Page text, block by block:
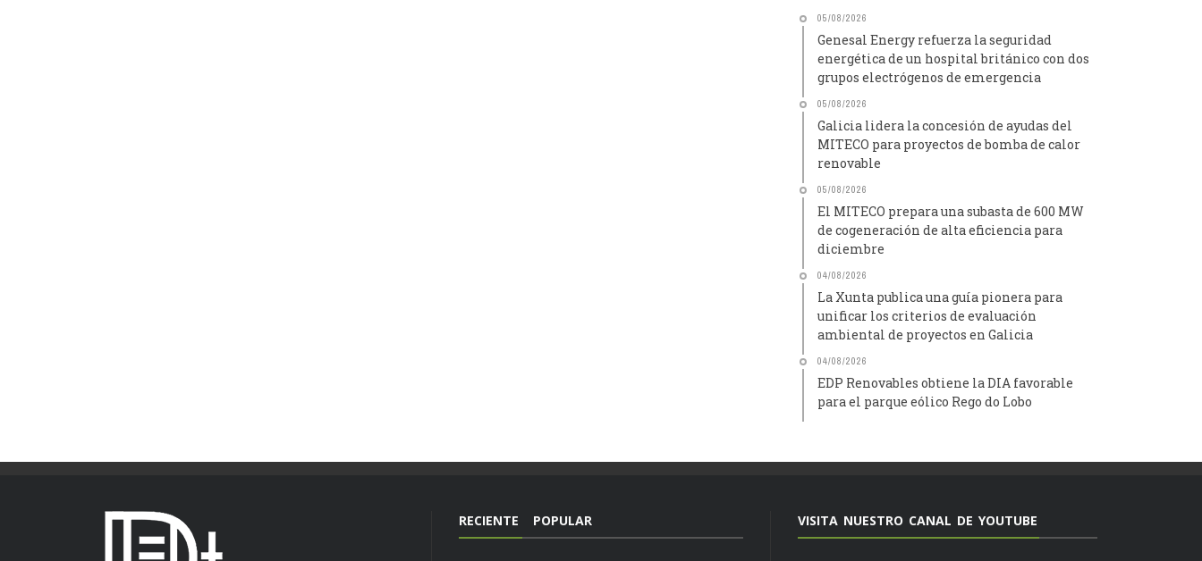
05/08/2026
Genesal Energy refuerza la seguridad
energética de un hospital británico con dos
grupos electrógenos de emergencia
05/08/2026
Galicia lidera la concesión de ayudas del
MITECO para proyectos de bomba de calor
renovable
05/08/2026
El MITECO prepara una subasta de 600 MW
de cogeneración de alta eficiencia para
diciembre
04/08/2026
La Xunta publica una guía pionera para
unificar los criterios de evaluación
ambiental de proyectos en Galicia
04/08/2026
EDP Renovables obtiene la DIA favorable
para el parque eólico Rego do Lobo
RECIENTE POPULAR VISITA NUESTRO CANAL DE YOUTUBE